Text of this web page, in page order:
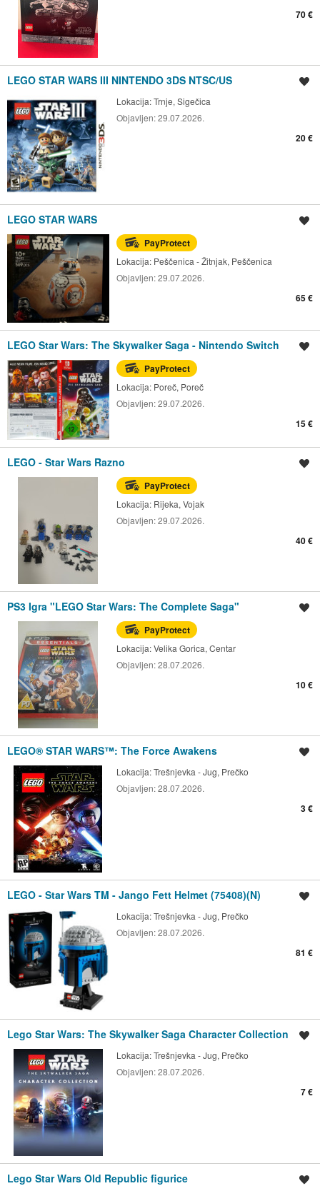
70 €
LEGO STAR WARS III NINTENDO 3DS NTSC/US
Lokacija:Trnje, Sigečica
Objavljen:29.07.2026.
20 €
LEGO STAR WARS
PayProtect
Lokacija: Peščenica - Žitnjak, Peščenica
Objavljen:29.07.2026.
65 €
LEGO Star Wars: The Skywalker Saga - Nintendo Switch
PayProtect
Lokacija: Poreč, Poreč
Objavljen:29.07.2026.
15 €
LEGO - Star Wars Razno
PayProtect
Lokacija: Rijeka, Vojak
Objavljen:29.07.2026.
40 €
PS3 Igra "LEGO Star Wars: The Complete Saga"
PayProtect
Lokacija:Velika Gorica, Centar
Objavljen:28.07.2026.
10 €
LEGO® STAR WARS™: The Force Awakens
Lokacija:Trešnjevka - Jug, Prečko
Objavljen:28.07.2026.
3 €
LEGO - Star Wars TM - Jango Fett Helmet (75408)(N)
Lokacija:Trešnjevka - Jug, Prečko
Objavljen:28.07.2026.
81 €
Lego Star Wars: The Skywalker Saga Character Collection
Lokacija:Trešnjevka - Jug, Prečko
Objavljen:28.07.2026.
7 €
Lego Star Wars Old Republic figurice